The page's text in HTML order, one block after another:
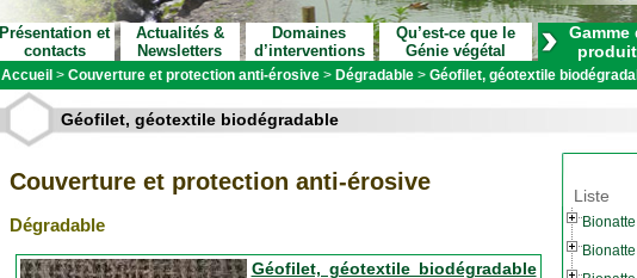
Présentation et
contacts
Actualités &
Newsletters
Domaines
d’interventions
Qu’est-ce que le
Génie végétal
Gamme
Accueil > Couverture et protection anti-érosive > Dégradable > Géofilet, géotextile
Géofilet, géotextile biodégradable
Couverture et protection anti-érosive
Dégradable
Géofilet, géotextile biodégradable
Liste
Bionatte